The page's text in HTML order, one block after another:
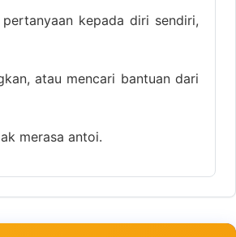
kepada diri sendiri,
atau mencari bantuan dari
merasa antoi.